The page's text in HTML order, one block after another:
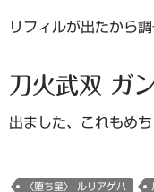
リフィルが出たから
刀火武双 ガ
出ました、これもめ
〈堕ち星〉 ルリアゲハ